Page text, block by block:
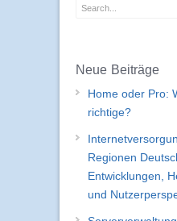
Neue Beiträge
Home oder Pro:
richtige?
Regionen
Entwicklungen,
und